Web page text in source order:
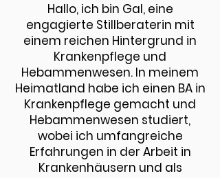
Hallo, ich bin Gal, eine
engagierte Stillberaterin mit
einem reichen Hintergrund in
Krankenpflege und
Hebammenwesen. In meinem
Heimatland habe ich einen BA in
Krankenpflege gemacht und
Hebammenwesen studiert,
wobei ich umfangreiche
Erfahrungen in der Arbeit in
Krankenhäusern und als